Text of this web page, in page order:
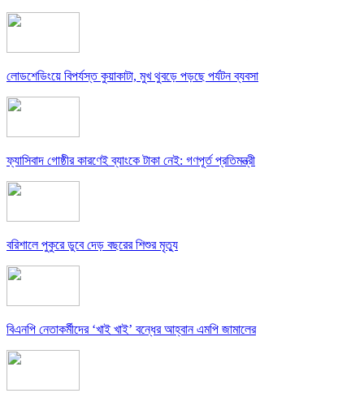
লোডশেডিংয়ে বিপর্যস্ত কুয়াকাটা, মুখ থুবড়ে পড়ছে পর্যটন ব্যবসা
ফ্যাসিবাদ গোষ্ঠীর কারণেই ব্যাংকে টাকা নেই: গণপূর্ত প্রতিমন্ত্রী
বরিশালে পুকুরে ডুবে দেড় বছরের শিশুর মৃত্যু
বিএনপি নেতাকর্মীদের ‘খাই খাই’ বন্ধের আহ্বান এমপি জামালের